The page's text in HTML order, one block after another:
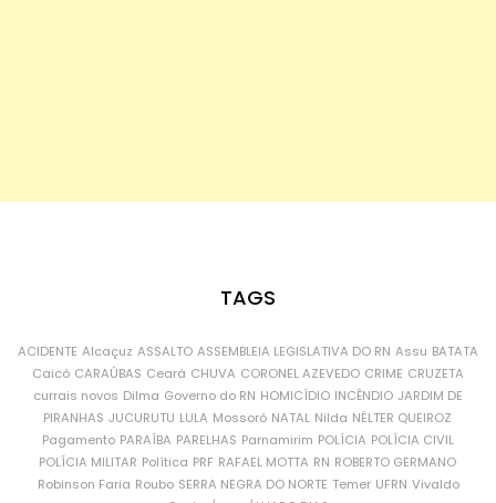
TAGS
ACIDENTE Alcaçuz ASSALTO ASSEMBLEIA LEGISLATIVA DO RN Assu BATATA
Caicó CARAÚBAS Ceará CHUVA CORONEL AZEVEDO CRIME CRUZETA
currais novos Dilma Governo do RN HOMICÍDIO INCÊNDIO JARDIM DE
PIRANHAS JUCURUTU LULA Mossoró NATAL Nilda NÉLTER QUEIROZ
Pagamento PARAÍBA PARELHAS Parnamirim POLÍCIA POLÍCIA CIVIL
POLÍCIA MILITAR Política PRF RAFAEL MOTTA RN ROBERTO GERMANO
Robinson Faria Roubo SERRA NEGRA DO NORTE Temer UFRN Vivaldo